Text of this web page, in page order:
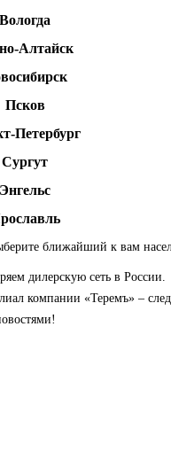
Вологда
Алтайск
Псков
Петербург
Сургут
Энгельс
ближайший к вам
дилерскую сеть в России.
компании «Теремъ» –